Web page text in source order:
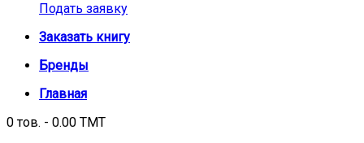
Подать заявку
Заказать книгу
Бренды
Главная
0 тов. - 0.00 TMT